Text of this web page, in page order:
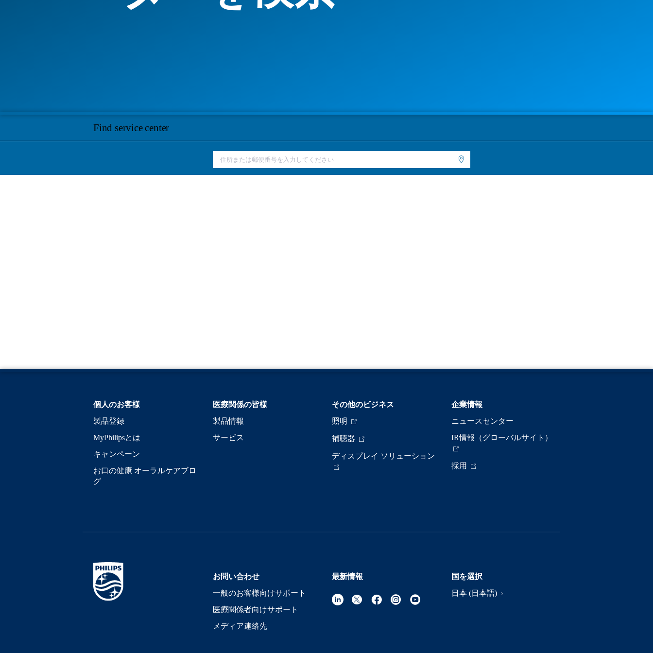
Find service center
個人のお客様
製品登録
MyPhilipsとは
キャンペーン
お口の健康 オーラルケアブロ
グ
医療関係の皆様
製品情報
サービス
その他のビジネス
照明
補聴器
ディスプレイ ソリューション
企業情報
ニュースセンター
IR情報（グローバルサイト）
採用
お問い合わせ
一般のお客様向けサポート
医療関係者向けサポート
メディア連絡先
最新情報
国を選択
日本 (日本語)